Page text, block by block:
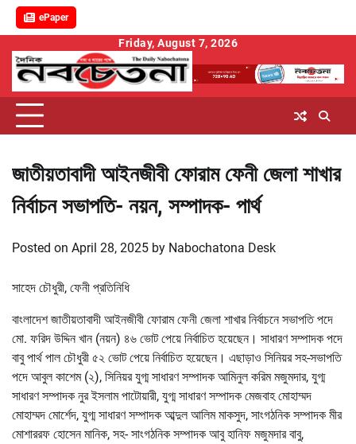
ePaper
content
Friday, August 7, 2026
জাতীয়তাবাদী আইনজীবী ফোরাম ফেনী জেলা শাখার
নির্বাচন সভাপতি- নয়ন, সম্পাদক- পার্থ
Posted on April 28, 2025 by Nabochatona Desk
সাহেদ চৌধুরী, ফেনী প্রতিনিধি
বাংলাদেশ জাতীয়তাবাদী আইনজীবী ফোরাম ফেনী জেলা শাখার নির্বাচনে সভাপতি পদে
মো. ফরিদ উদ্দিন খান (নয়ন) ৪৬ ভোট পেয়ে নির্বাচিত হয়েছেন। সাধারণ সম্পাদক পদে
বাবু পার্থ পাল চৌধুরী ৫২ ভোট পেয়ে নির্বাচিত হয়েছেন। এছাড়াও সিনিয়র সহ-সভাপতি
পদে আবুল কাশেম (২), সিনিয়র যুগ্ম সাধারণ সম্পাদক আমিনুল করিম মজুমদার, যুগ্ম
সাধারণ সম্পাদক নুর ইসলাম পাটোয়ারী, যুগ্ম সাধারণ সম্পাদক মেজবাহ মোহাম্মদ
মোহাম্মদ মোর্শেদ, যুগ্ম সাধারণ সম্পাদক আব্দুল আলিম মাকসুদ, সাংগঠনিক সম্পাদক মীর
মোশাররফ হোসেন মানিক, সহ- সাংগঠনিক সম্পাদক আবু হানিফ মজুমদার বাবু,